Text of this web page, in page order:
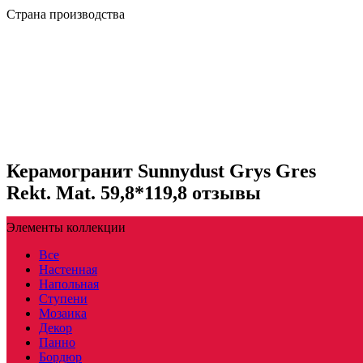
Страна производства
Керамогранит Sunnydust Grys Gres
Rekt. Mat. 59,8*119,8 отзывы
Элементы коллекции
Все
Настенная
Напольная
Ступени
Мозаика
Декор
Панно
Бордюр